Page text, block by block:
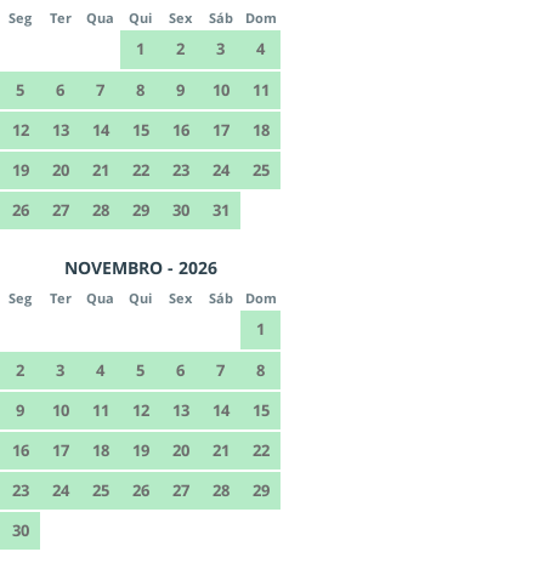
Seg Ter Qua Qui Sex Sáb Dom
1 2 3
4
5
6 7 8 9 10
11
12
13 14 15 16 17
18
19
20 21 22 23 24
25
26
27 28 29 30 31
NOVEMBRO - 2026
Seg Ter Qua Qui Sex Sáb Dom
1
2
3 4 5 6 7
8
9
10 11 12 13 14
15
16
17 18 19 20 21
22
23
24 25 26 27 28
29
30